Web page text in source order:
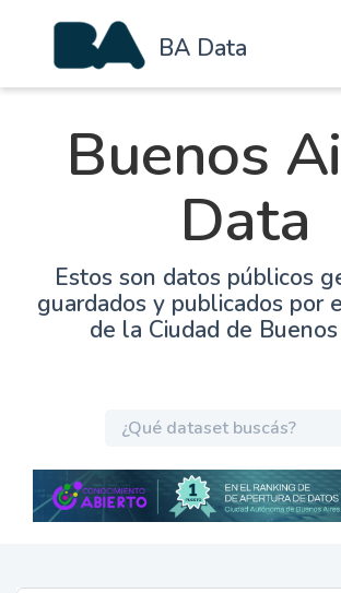
BA Data
Buenos
Data
Estos son datos públicos
guardados y publicados por
de la Ciudad de